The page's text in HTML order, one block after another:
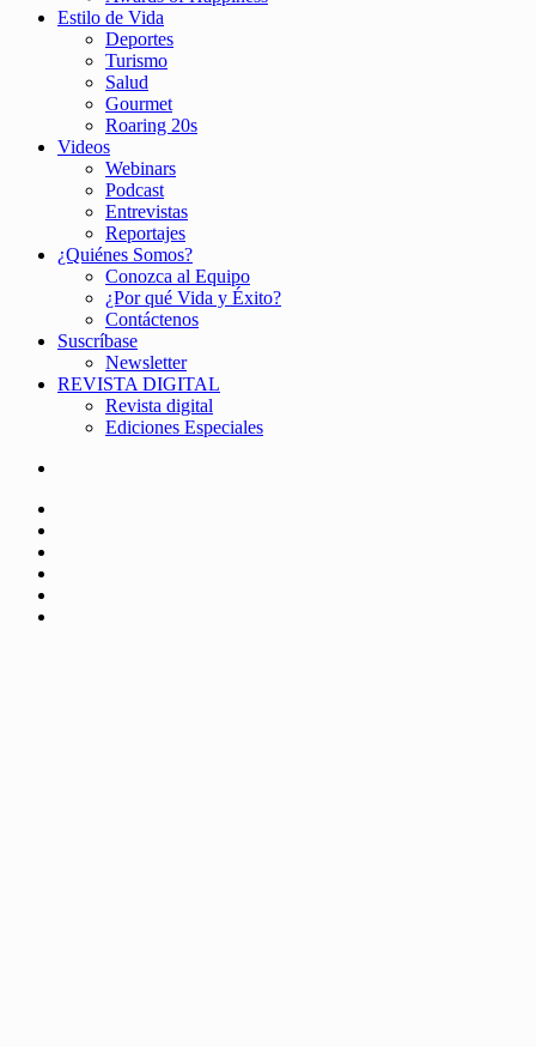
Estilo de Vida
Deportes
Turismo
Salud
Gourmet
Roaring 20s
Videos
Webinars
Podcast
Entrevistas
Reportajes
¿Quiénes Somos?
Conozca al Equipo
¿Por qué Vida y Éxito?
Contáctenos
Suscríbase
Newsletter
REVISTA DIGITAL
Revista digital
Ediciones Especiales